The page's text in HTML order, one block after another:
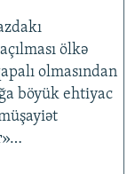
ölkə
olmasından
böyük ehtiyac